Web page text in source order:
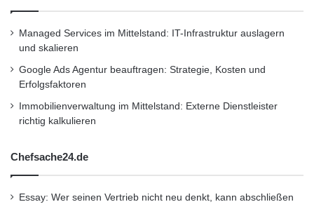
Kompaktheit und einfache Bauweise besticht.
Kein anderer Hybridmotor hat den
Elektromotor innerhalb des
Verbrennungsmotors auf derselben
Antriebsachse positioniert. Auch dafür hat
erhalten.
Die Funktionsweise des Hüttlin-Kugelmotors ist
Managed Services im Mittelstand: IT-Infrastruktur auslagern
und skalieren
Google Ads Agentur beauftragen: Strategie, Kosten und
Erfolgsfaktoren
Immobilienverwaltung im Mittelstand: Externe Dienstleister
richtig kalkulieren
Chefsache24.de
Essay: Wer seinen Vertrieb nicht neu denkt, kann abschließen